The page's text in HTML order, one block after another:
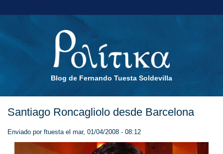
Blog de Fernando Tuesta Soldevilla
Santiago Roncagliolo desde Barcelona
Enviado por ftuestael mar, 01/04/2008 - 08:12